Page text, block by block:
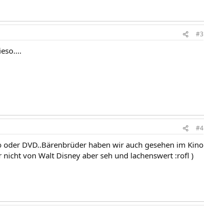
#3
#4
DVD..Bärenbrüder haben wir auch gesehen im Kino
von Walt Disney aber seh und lachenswert :rofl )